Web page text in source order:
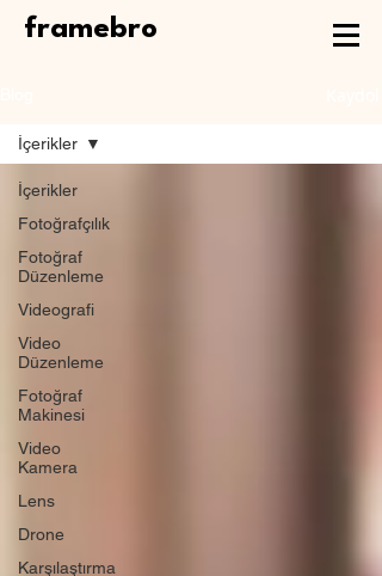
framebro
İçerikler
Fotoğrafçılık
Fotoğraf
Düzenleme
Videografi
Video
Düzenleme
Fotoğraf
Makinesi
Video
Kamera
Lens
Drone
Karşılaştırma
İçerikler